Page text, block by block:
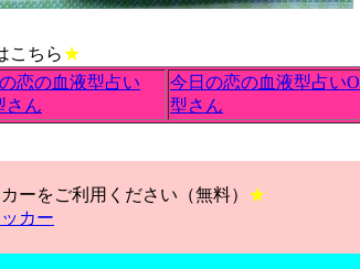
こちら★
恋の血液型占い
さん
今日の恋の血液型占いO
型さん
ーをご利用ください（無料） ★
カー